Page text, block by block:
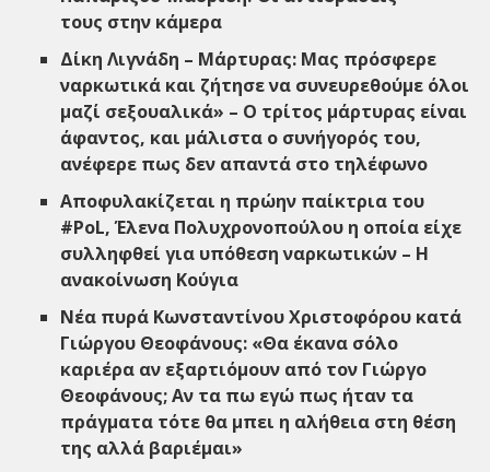
τους στην κάμερα
Δίκη Λιγνάδη – Μάρτυρας: Μας πρόσφερε
ναρκωτικά και ζήτησε να συνευρεθούμε όλοι
μαζί σεξουαλικά» – Ο τρίτος μάρτυρας είναι
άφαντος, και μάλιστα ο συνήγορός του,
ανέφερε πως δεν απαντά στο τηλέφωνο
Αποφυλακίζεται η πρώην παίκτρια του
#PoL, Έλενα Πολυχρονοπούλου η οποία είχε
συλληφθεί για υπόθεση ναρκωτικών – Η
ανακοίνωση Κούγια
Νέα πυρά Κωνσταντίνου Χριστοφόρου κατά
Γιώργου Θεοφάνους: «Θα έκανα σόλο
καριέρα αν εξαρτιόμουν από τον Γιώργο
Θεοφάνους; Αν τα πω εγώ πως ήταν τα
πράγματα τότε θα μπει η αλήθεια στη θέση
της αλλά βαριέμαι»